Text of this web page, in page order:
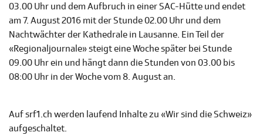
03.00 Uhr und dem Aufbruch in einer SAC-Hütte und endet
am 7. August 2016 mit der Stunde 02.00 Uhr und dem
Nachtwächter der Kathedrale in Lausanne. Ein Teil der
«Regionaljournale» steigt eine Woche später bei Stunde
09.00 Uhr ein und hängt dann die Stunden von 03.00 bis
08:00 Uhr in der Woche vom 8. August an.
Auf srf1.ch werden laufend Inhalte zu «Wir sind die Schweiz»
aufgeschaltet.